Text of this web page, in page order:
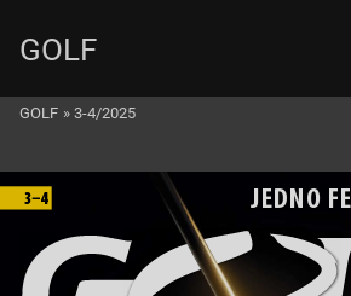
JEDNO F
34
GOLF
GOLF » 3-4/2025